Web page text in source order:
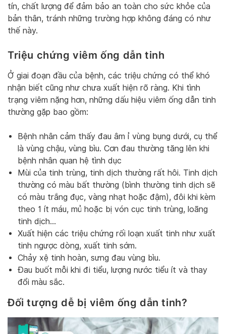
tín, chất lượng để đảm bảo an toàn cho sức khỏe của
bản thân, tránh những trường hợp không đáng có như
thế này.
Triệu chứng viêm ống dẫn tinh
Ở giai đoạn đầu của bệnh, các triệu chứng có thể khó
nhận biết cũng như chưa xuất hiện rõ ràng. Khi tình
trạng viêm nặng hơn, những dấu hiệu viêm ống dẫn tinh
thường gặp bao gồm:
Bệnh nhân cảm thấy đau âm ỉ vùng bụng dưới, cụ thể
là vùng chậu, vùng bìu. Cơn đau thường tăng lên khi
bệnh nhân quan hệ tình dục
Mùi của tinh trùng, tinh dịch thường rất hôi. Tinh dịch
thường có màu bất thường (bình thường tinh dịch sẽ
có màu trắng đục, vàng nhạt hoặc đậm), đôi khi kèm
theo 1 ít máu, mủ hoặc bị vón cục tinh trùng, loãng
tinh dịch…
Xuất hiện các triệu chứng rối loạn xuất tinh như xuất
tinh ngược dòng, xuất tinh sớm.
Chảy xệ tinh hoàn, sưng đau vùng bìu.
Đau buốt mỗi khi đi tiểu, lượng nước tiểu ít và thay
đổi màu sắc.
Đối tượng dễ bị viêm ống dẫn tinh?